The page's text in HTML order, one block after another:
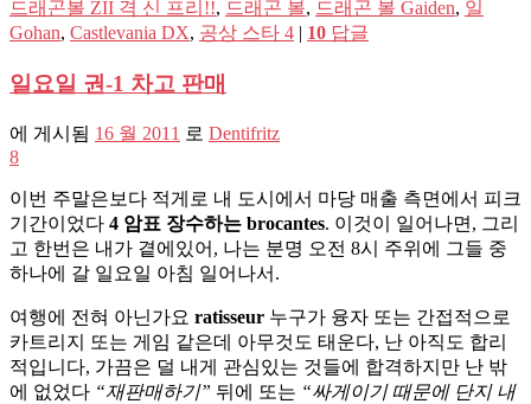
드래곤볼 ZII 격 신 프리!!, 드래곤 볼, 드래곤 볼 Gaiden, 일
Gohan, Castlevania DX, 공상 스타 4 | 10 답글
일요일 권-1 차고 판매
에 게시됨 16 월 2011 로 Dentifritz
8
이번 주말은보다 적게로 내 도시에서 마당 매출 측면에서 피크
기간이었다 4 암표 장수하는 brocantes. 이것이 일어나면, 그리
고 한번은 내가 곁에있어, 나는 분명 오전 8시 주위에 그들 중
하나에 갈 일요일 아침 일어나서.
여행에 전혀 아닌가요 ratisseur 누구가 융자 또는 간접적으로
카트리지 또는 게임 같은데 아무것도 태운다, 난 아직도 합리
적입니다, 가끔은 덜 내게 관심있는 것들에 합격하지만 난 밖
에 없었다 “재판매하기” 뒤에 또는 “싸게이기 때문에 단지 내